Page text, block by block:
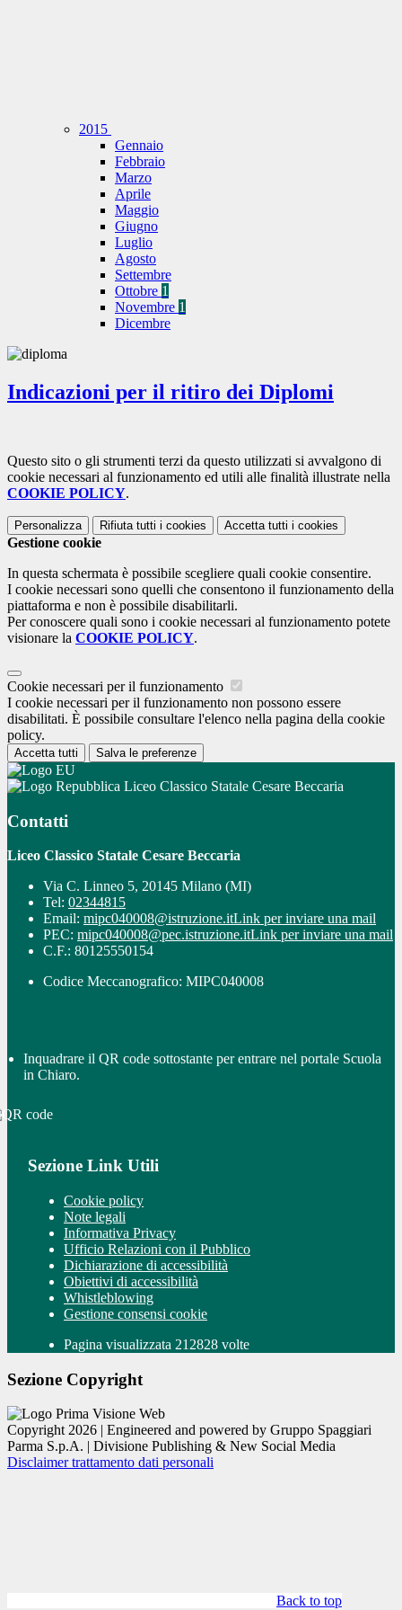
2015
Gennaio
Febbraio
Marzo
Aprile
Maggio
Giugno
Luglio
Agosto
Settembre
Ottobre 1
Novembre 1
Dicembre
Indicazioni per il ritiro dei Diplomi
Questo sito o gli strumenti terzi da questo utilizzati si avvalgono di
cookie necessari al funzionamento ed utili alle finalità illustrate nella
COOKIE POLICY.
Personalizza Rifiuta tutti i cookies Accetta tutti i cookies
Gestione cookie
In questa schermata è possibile scegliere quali cookie consentire.
I cookie necessari sono quelli che consentono il funzionamento della
piattaforma e non è possibile disabilitarli.
Per conoscere quali sono i cookie necessari al funzionamento potete
visionare la COOKIE POLICY.
Cookie necessari per il funzionamento
I cookie necessari per il funzionamento non possono essere
disabilitati. È possibile consultare l'elenco nella pagina della cookie
policy.
Accetta tutti Salva le preferenze
Liceo Classico Statale Cesare Beccaria
Contatti
Liceo Classico Statale Cesare Beccaria
Via C. Linneo 5, 20145 Milano (MI)
Tel: 02344815
Email: mipc040008@istruzione.itLink per inviare una mail
PEC: mipc040008@pec.istruzione.itLink per inviare una mail
C.F.: 80125550154
Codice Meccanografico: MIPC040008
Inquadrare il QR code sottostante per entrare nel portale Scuola
in Chiaro.
Sezione Link Utili
Cookie policy
Note legali
Informativa Privacy
Ufficio Relazioni con il Pubblico
Dichiarazione di accessibilità
Obiettivi di accessibilità
Whistleblowing
Gestione consensi cookie
Pagina visualizzata 212828 volte
Sezione Copyright
Copyright 2026 | Engineered and powered by Gruppo Spaggiari
Parma S.p.A. | Divisione Publishing & New Social Media
Disclaimer trattamento dati personali
Back to top